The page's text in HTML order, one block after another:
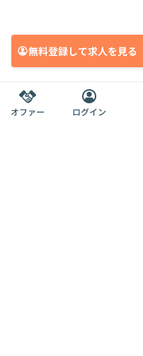
無料登録して求人を見る
オファー ログイン